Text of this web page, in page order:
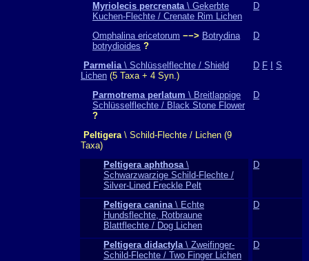
Myriolecis percrenata\ Gekerbte
Kuchen-Flechte / Crenate Rim Lichen
D
Omphalina ericetorum −−> Botrydina
botrydioides ?
D
Parmelia\ Schlüsselflechte / Shield
Lichen (5 Taxa + 4 Syn.)
D F S
Parmotrema perlatum \ Breitlappige
Schlüsselflechte / Black Stone Flower
?
D
Peltigera\ Schild-Flechte / Lichen (9
Taxa)
Peltigera aphthosa\
Schwarzwarzige Schild-Flechte /
Silver-Lined Freckle Pelt
D
Peltigera canina\ Echte
Hundsflechte, Rotbraune
Blattflechte / Dog Lichen
D
Peltigera didactyla\ Zweifinger-
Schild-Flechte / Two Finger Lichen
D